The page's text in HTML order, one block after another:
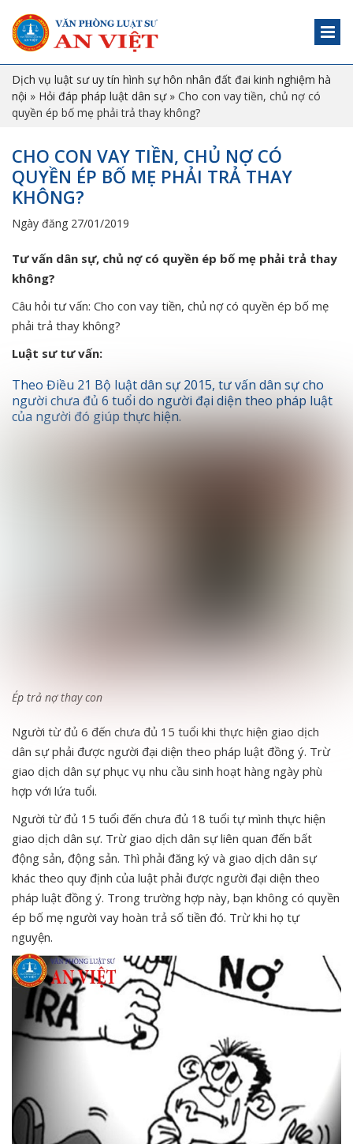
Dịch vụ luật sư uy tín hình sự hôn nhân đất đai kinh nghiệm hà
nội » Hỏi đáp pháp luật dân sự» Cho con vay tiền, chủ nợ có
quyền ép bố mẹ phải trả thay không?
CHO CON VAY TIỀN, CHỦ NỢ CÓ
QUYỀN ÉP BỐ MẸ PHẢI TRẢ THAY
KHÔNG?
Ngày đăng 27/01/2019
Tư vấn dân sự, chủ nợ có quyền ép bố mẹ phải trả thay
không?
Câu hỏi tư vấn: Cho con vay tiền, chủ nợ có quyền ép bố mẹ
phải trả thay không?
Luật sư tư vấn:
Theo Điều 21 Bộ luật dân sự 2015, tư vấn dân sự cho
người chưa đủ 6 tuổi do người đại diện theo pháp luật
của người đó giúp thực hiện.
Ép trả nợ thay con
Người từ đủ 6 đến chưa đủ 15 tuổi khi thực hiện giao dịch
dân sự phải được người đại diện theo pháp luật đồng ý. Trừ
giao dịch dân sự phục vụ nhu cầu sinh hoạt hàng ngày phù
hợp với lứa tuổi.
Người từ đủ 15 tuổi đến chưa đủ 18 tuổi tự mình thực hiện
giao dịch dân sự. Trừ giao dịch dân sự liên quan đến bất
động sản, động sản. Thì phải đăng ký và giao dịch dân sự
khác theo quy định của luật phải được người đại diện theo
pháp luật đồng ý. Trong trường hợp này, bạn không có quyền
ép bố mẹ người vay hoàn trả số tiền đó. Trừ khi họ tự
nguyện.